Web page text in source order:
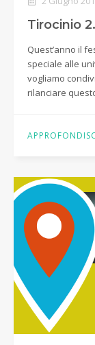
Tirocinio
Quest’anno il
speciale alle
vogliamo
rilanciare